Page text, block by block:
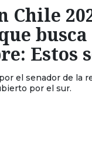
Chile
Estos
el senador de la
por el sur.